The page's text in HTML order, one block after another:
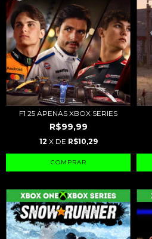
F1 25 APENAS XBOX SERIES
R$99,99
12 X DE R$10,29